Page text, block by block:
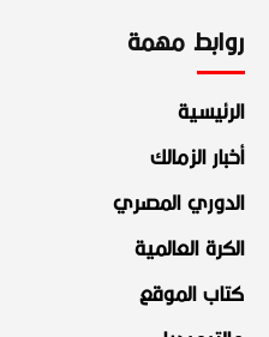
روابط مهمة
الرئيسية
أخبار الزمالك
الدوري المصري
الكرة العالمية
كتاب الموقع